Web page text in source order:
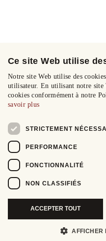
Ce site Web utilise
Notre site Web utilise des
utilisateur. En utilisant notre site
cookies conformément à notre
savoir plus
STRICTEMENT
PERFORMANCE
FONCTIONNALITÉ
NON CLASSIFIÉS
ACCEPTER TOUT
AFFICHER